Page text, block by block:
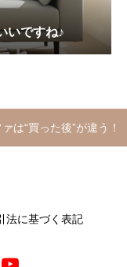
いですね♪
は“買った後”が違う！
法に基づく表記